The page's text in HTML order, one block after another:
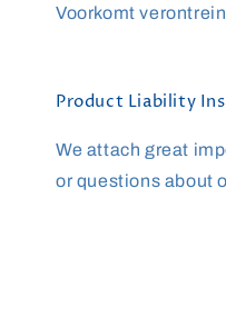
Voorkomt
Product Liability
We attach great
or questions about